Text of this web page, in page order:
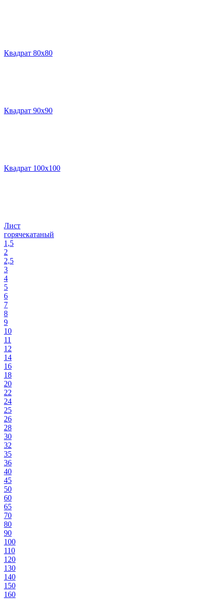
Квадрат 80х80
Квадрат 90х90
Квадрат 100х100
Лист
горячекатаный
1,5
2
2,5
3
4
5
6
7
8
9
10
11
12
14
16
18
20
22
24
25
26
28
30
32
35
36
40
45
50
60
65
70
80
90
100
110
120
130
140
150
160